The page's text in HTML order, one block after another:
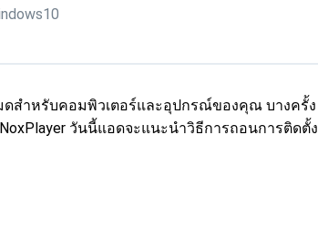
ดสำหรับคอมพิวเตอร์และอุปกรณ์ของคุณ บางครั้ง
วันนี้แอดจะแนะนำวิธีการถอนการติดตั้ง